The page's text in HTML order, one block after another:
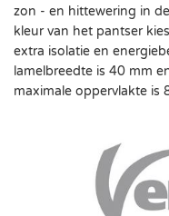
zon - en hittewering in
kleur van het pantser
extra isolatie en
lamelbreedte is 40 mm
maximale oppervlakte is